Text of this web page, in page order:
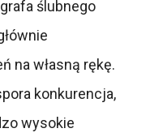
ślubnego
na własną rękę.
konkurencja,
wysokie